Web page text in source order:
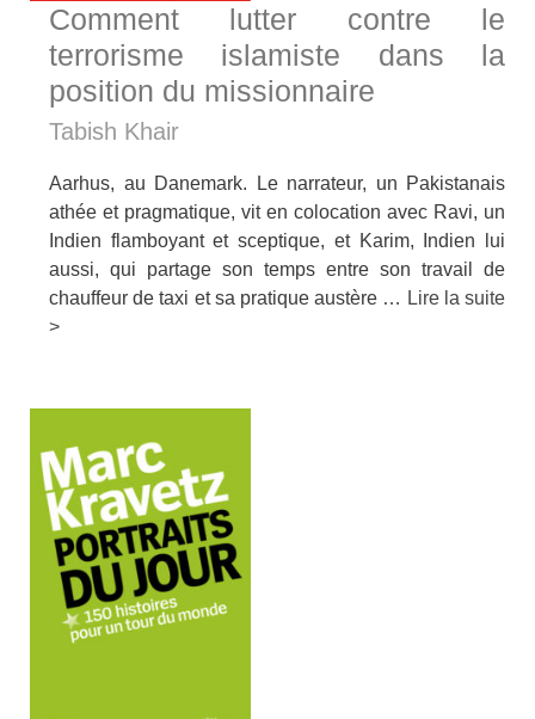
Comment lutter contre le
terrorisme islamiste dans la
position du missionnaire
Tabish Khair
Aarhus, au Danemark. Le narrateur, un Pakistanais
athée et pragmatique, vit en colocation avec Ravi, un
Indien flamboyant et sceptique, et Karim, Indien lui
aussi, qui partage son temps entre son travail de
chauffeur de taxi et sa pratique austère … Lire la suite
>